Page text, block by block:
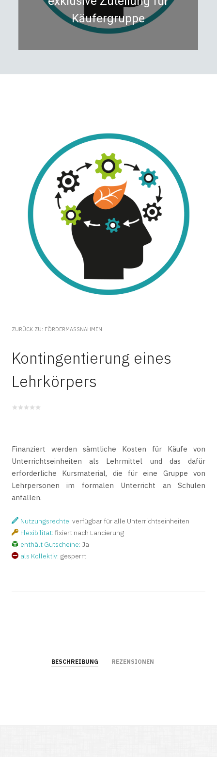
Käufergruppe
ZURÜCK ZU: FÖRDERMASSNAHMEN
Kontingentierung eines
Lehrkörpers
Finanziert werden sämtliche Kosten für Käufe von
Unterrichtseinheiten als Lehrmittel und das dafür
erforderliche Kursmaterial, die für eine Gruppe von
Lehrpersonen im formalen Unterricht an Schulen
anfallen.
Nutzungsrechte: verfügbar für alle Unterrichtseinheiten
Flexibilität: fixiert nach Lancierung
enthält Gutscheine: Ja
als Kollektiv: gesperrt
BESCHREIBUNG REZENSIONEN